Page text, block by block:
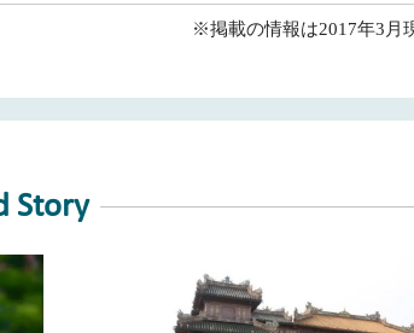
※掲載の情報は2017年3月
Story